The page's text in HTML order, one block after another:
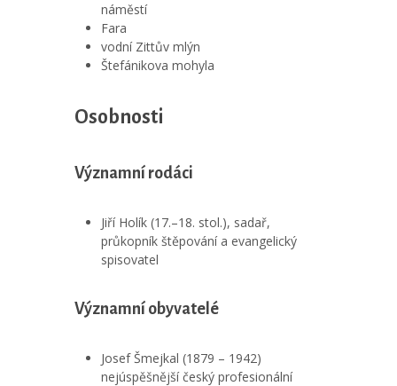
náměstí
Fara
vodní Zittův mlýn
Štefánikova mohyla
Osobnosti
Významní rodáci
Jiří Holík (17.–18. stol.), sadař,
průkopník štěpování a evangelický
spisovatel
Významní obyvatelé
Josef Šmejkal (1879 – 1942)
nejúspěšnější český profesionální